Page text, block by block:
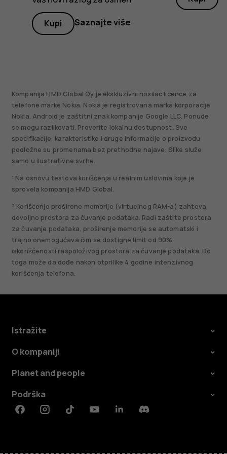
Kupi Saznajte više
Kompanija HMD Global Oy je ekskluzivni nosilac licence za
telefone marke Nokia. Nokia je registrovana marka korporacije
Nokia. Android je zaštitni znak kompanije Google LLC. Ponude
se mogu razlikovati. Proverite lokalnu dostupnost. Sve
specifikacije, karakteristike i druge informacije o proizvodu
podložne su promenama bez prethodne najave. Slike služe
samo u ilustrativne svrhe.
¹ Na osnovu testova korišćenja u realnim uslovima koje je
sprovela kompanija HMD Global.
² Korišćenje proširene memorije (virtuelnog RAM-a) zahteva
dovoljno prostora za čuvanje podataka. Radi zaštite prostora
za čuvanje podataka, proširenje memorije se automatski i
trajno onemogućava čim se dostigne limit od 90%
iskorišćenosti raspoloživog prostora za čuvanje podataka. Do
toga može da dođe nakon otprilike 4 godine intenzivnog
korišćenja telefona.
Istražite
O kompaniji
Planet and people
Podrška
FacebookInstagramTiktokYoutubeLinkedinDiscord